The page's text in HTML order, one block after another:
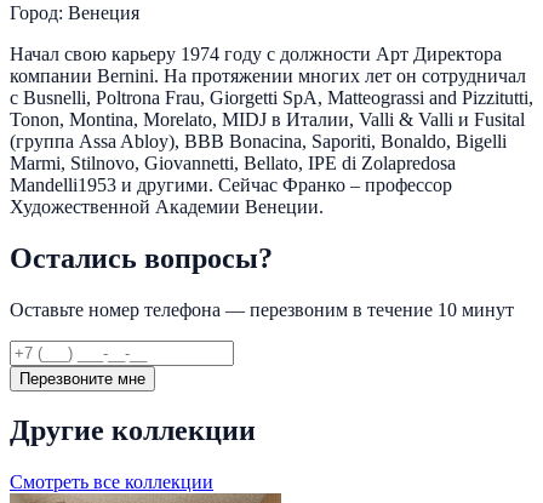
Город: Венеция
Начал свою карьеру 1974 году с должности Арт Директора
компании Bernini. На протяжении многих лет он сотрудничал
с Busnelli, Poltrona Frau, Giorgetti SpA, Matteograssi and Pizzitutti,
Tonon, Montina, Morelato, MIDJ в Италии, Valli & Valli и Fusital
(группа Assa Abloy), BBB Bonacina, Saporiti, Bonaldo, Bigelli
Marmi, Stilnovo, Giovannetti, Bellato, IPE di Zolapredosa
Mandelli1953 и другими. Сейчас Франко – профессор
Художественной Академии Венеции.
Остались вопросы?
Оставьте номер телефона — перезвоним в течение 10 минут
Перезвоните мне
Другие коллекции
Смотреть все коллекции